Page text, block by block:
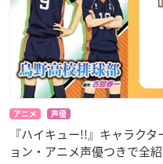
アニメ 声優
『ハイキュー!!』キャラク
ョン・アニメ声優つきで全